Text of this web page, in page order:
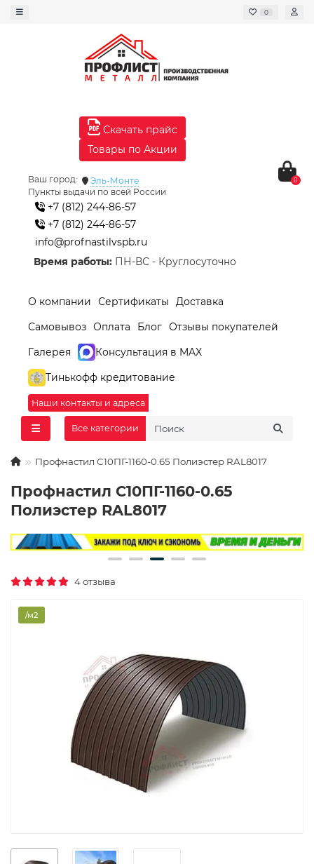
0
Скачать прайс
Товары по Акции
Ваш город:
Эль-Монте
Пункты выдачи по всей России
+7 (812) 244-86-57
+7 (812) 244-86-57
info@profnastilvspb.ru
Время работы: ПН-ВС - Круглосуточно
0
О компании Сертификаты
Доставка
Самовывоз Оплата Блог Отзывы покупателей
Галерея
Консультация в MAX
Тинькофф кредитование
Наши контакты и адреса
Все категории
Профнастил С10ПГ-1160-0.65 Полиэстер RAL8017
Профнастил С10ПГ-1160-0.65
Полиэстер RAL8017
4 отзыва
/м2